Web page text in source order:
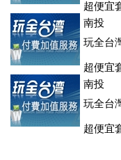
超便宜
登、訂房系統、客房委
南投
玩全台
超便宜
登、訂房系統、客房委
南投
玩全台
超便宜
登、訂房系統、客房